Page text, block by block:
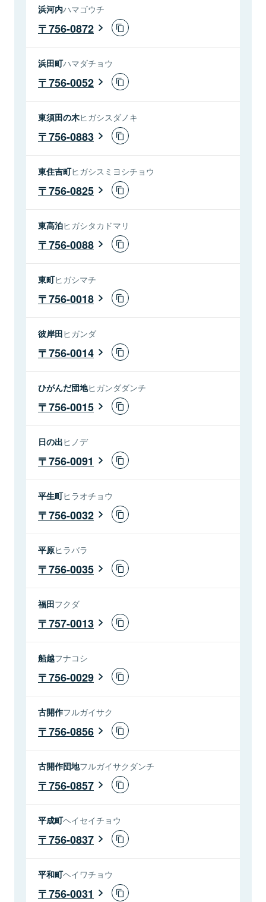
浜河内ハマゴウチ
756-0872
浜田町ハマダチョウ
756-0052
東須田の木ヒガシスダノキ
756-0883
東住吉町ヒガシスミヨシチョウ
756-0825
東高泊ヒガシタカドマリ
756-0088
東町ヒガシマチ
756-0018
彼岸田ヒガンダ
756-0014
ひがんだ団地ヒガンダダンチ
756-0015
日の出ヒノデ
756-0091
平生町ヒラオチョウ
756-0032
平原ヒラバラ
756-0035
福田フクダ
757-0013
船越フナコシ
756-0029
古開作フルガイサク
756-0856
古開作団地フルガイサクダンチ
756-0857
平成町ヘイセイチョウ
756-0837
平和町ヘイワチョウ
756-0031